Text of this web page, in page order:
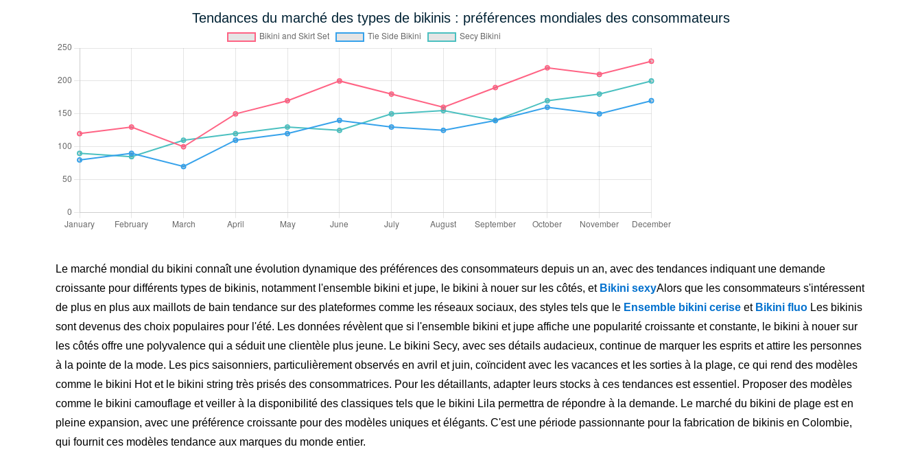
Tendances du marché des types de bikinis : préférences mondiales des consommateurs
Le marché mondial du bikini connaît une évolution dynamique des préférences des consommateurs depuis un an, avec des tendances indiquant une demande
croissante pour différents types de bikinis, notamment l'ensemble bikini et jupe, le bikini à nouer sur les côtés, et Bikini sexyAlors que les consommateurs s'intéressent
de plus en plus aux maillots de bain tendance sur des plateformes comme les réseaux sociaux, des styles tels que le Ensemble bikini ceriseet Bikini fluoLes bikinis
sont devenus des choix populaires pour l'été. Les données révèlent que si l'ensemble bikini et jupe affiche une popularité croissante et constante, le bikini à nouer sur
les côtés offre une polyvalence qui a séduit une clientèle plus jeune. Le bikini Secy, avec ses détails audacieux, continue de marquer les esprits et attire les personnes
à la pointe de la mode. Les pics saisonniers, particulièrement observés en avril et juin, coïncident avec les vacances et les sorties à la plage, ce qui rend des modèles
comme le bikini Hot et le bikini string très prisés des consommatrices. Pour les détaillants, adapter leurs stocks à ces tendances est essentiel. Proposer des modèles
comme le bikini camouflage et veiller à la disponibilité des classiques tels que le bikini Lila permettra de répondre à la demande. Le marché du bikini de plage est en
pleine expansion, avec une préférence croissante pour des modèles uniques et élégants. C'est une période passionnante pour la fabrication de bikinis en Colombie,
qui fournit ces modèles tendance aux marques du monde entier.